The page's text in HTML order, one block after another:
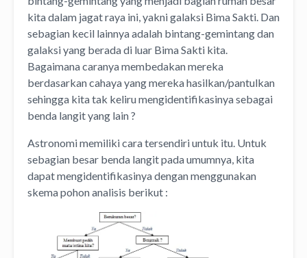
kita dalam jagat raya ini, yakni galaksi Bima Sakti. Dan
sebagian kecil lainnya adalah bintang-gemintang dan
galaksi yang berada di luar Bima Sakti kita.
Bagaimana caranya membedakan mereka
berdasarkan cahaya yang mereka hasilkan/pantulkan
sehingga kita tak keliru mengidentifikasinya sebagai
benda langit yang lain ?
Astronomi memiliki cara tersendiri untuk itu. Untuk
sebagian besar benda langit pada umumnya, kita
dapat mengidentifikasinya dengan menggunakan
skema pohon analisis berikut :